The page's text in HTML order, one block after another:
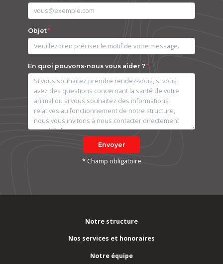
Objet
En quoi pouvons-nous vous aider ?
Envoyer
* Champ obligatoire
Notre structure
Nos services et honoraires
Notre équipe